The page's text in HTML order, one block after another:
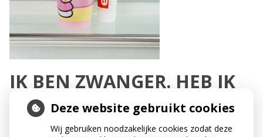
IK BEN ZWANGER. HEB IK
MEER KANS OP
ONTSTOKEN TANDVLEES?
Deze website gebruikt cookies
Wij gebruiken noodzakelijke cookies zodat deze